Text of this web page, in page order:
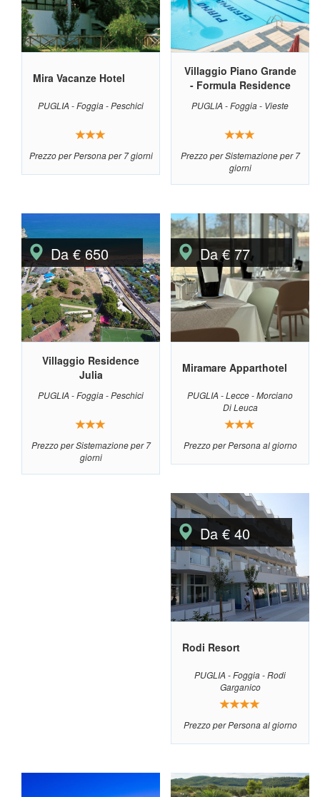
Mira Vacanze Hotel
PUGLIA - Foggia - Peschici
Prezzo per Persona per 7 giorni
Villaggio Piano Grande
- Formula Residence
PUGLIA - Foggia - Vieste
Prezzo per Sistemazione per 7
giorni
Da € 650
Villaggio Residence
Julia
PUGLIA - Foggia - Peschici
Prezzo per Sistemazione per 7
giorni
Da € 77
Miramare Apparthotel
PUGLIA - Lecce - Morciano
Di Leuca
Prezzo per Persona al giorno
Da € 40
Rodi Resort
PUGLIA - Foggia - Rodi
Garganico
Prezzo per Persona al giorno